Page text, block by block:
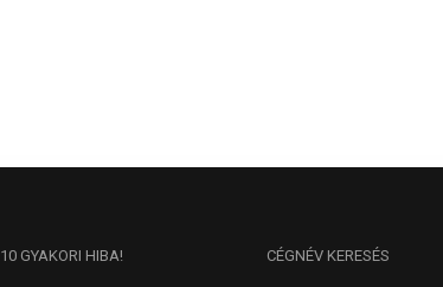
10 GYAKORI HIBA! CÉGNÉV KERESÉS